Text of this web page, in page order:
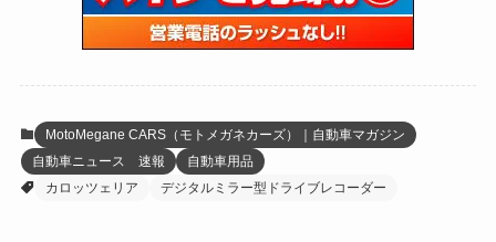
(109)
(5) (5)
(27)
(60)
(38)
(59)
(41)
(41)
(16)
(20)
(4)
MotoMegane CARS（モトメガネカーズ）｜自動車マガジン
自動車ニュース 速報
自動車用品
カロッツェリア
デジタルミラー型ドライブレコーダー